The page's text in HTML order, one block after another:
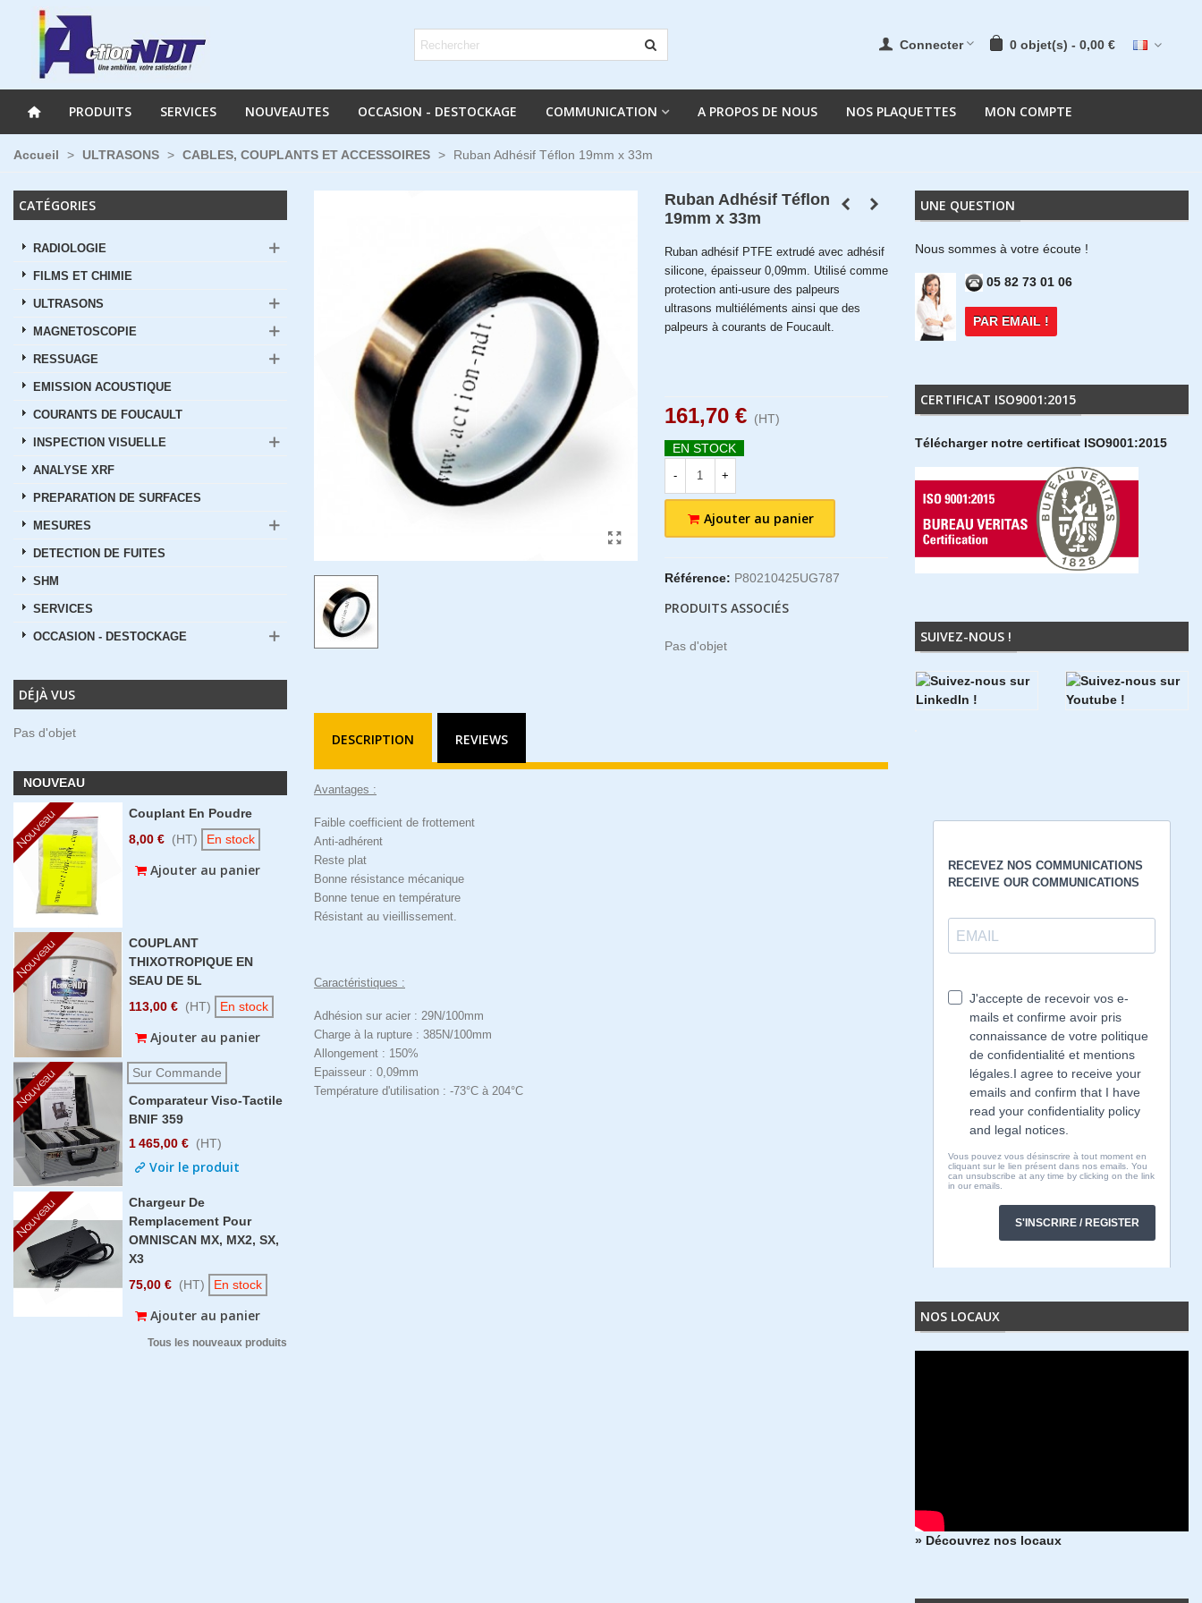
Connecter 0 objet(s) - 0,00 €
PRODUITS SERVICES NOUVEAUTES OCCASION - DESTOCKAGE COMMUNICATION A PROPOS DE NOUS NOS PLAQUETTES MON COMPTE
Accueil > ULTRASONS > CABLES, COUPLANTS ET ACCESSOIRES > Ruban Adhésif Téflon 19mm x 33m
CATÉGORIES
RADIOLOGIE
FILMS ET CHIMIE
ULTRASONS
MAGNETOSCOPIE
RESSUAGE
EMISSION ACOUSTIQUE
COURANTS DE FOUCAULT
INSPECTION VISUELLE
ANALYSE XRF
PREPARATION DE SURFACES
MESURES
DETECTION DE FUITES
SHM
SERVICES
OCCASION - DESTOCKAGE
DÉJÀ VUS
Pas d'objet
NOUVEAU
Nouveau
Couplant En Poudre
8,00 € (HT) En stock
Ajouter au panier
Nouveau
COUPLANT
THIXOTROPIQUE EN
SEAU DE 5L
113,00 € (HT) En stock
Ajouter au panier
Nouveau
Sur Commande
Comparateur Viso-Tactile
BNIF 359
1 465,00 € (HT)
Voir le produit
Nouveau
Chargeur De
Remplacement Pour
OMNISCAN MX, MX2, SX,
X3
75,00 € (HT) En stock
Ajouter au panier
Tous les nouveaux produits
UNE QUESTION
Nous sommes à votre écoute !
05 82 73 01 06
PAR EMAIL !
CERTIFICAT ISO9001:2015
Télécharger notre certificat ISO9001:2015
SUIVEZ-NOUS !
NOS LOCAUX
» Découvrez nos locaux
Ruban Adhésif Téflon
19mm x 33m
Ruban adhésif PTFE extrudé avec adhésif
silicone, épaisseur 0,09mm. Utilisé comme
protection anti-usure des palpeurs
ultrasons multiéléments ainsi que des
palpeurs à courants de Foucault.
161,70 € (HT)
EN STOCK
- +
Ajouter au panier
Référence: P80210425UG787
PRODUITS ASSOCIÉS
Pas d'objet
DESCRIPTION REVIEWS
Avantages :
Faible coefficient de frottement
Anti-adhérent
Reste plat
Bonne résistance mécanique
Bonne tenue en température
Résistant au vieillissement.
Caractéristiques :
Adhésion sur acier : 29N/100mm
Charge à la rupture : 385N/100mm
Allongement : 150%
Epaisseur : 0,09mm
Température d'utilisation : -73°C à 204°C